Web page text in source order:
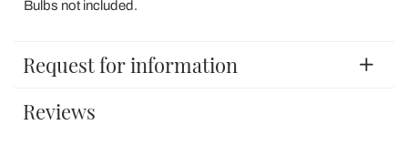
Bulbs not included.
Request for information
Reviews